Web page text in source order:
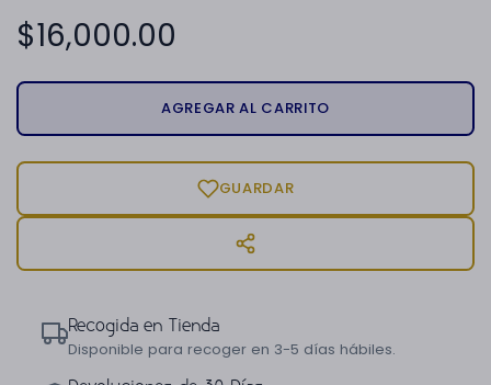
$16,000.00
AGREGAR AL CARRITO
GUARDAR
Recogida en Tienda
Disponible para recoger en 3-5 días hábiles.